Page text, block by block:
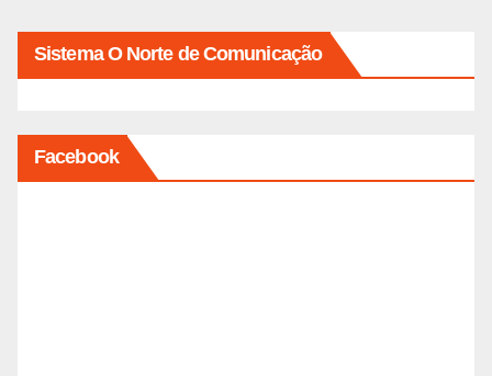
Sistema O Norte de Comunicação
Facebook